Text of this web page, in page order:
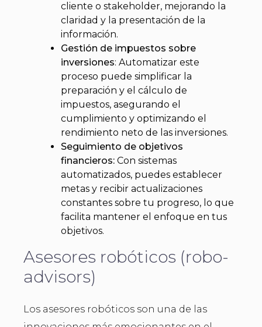
cliente o stakeholder, mejorando la
claridad y la presentación de la
información.
Gestión de impuestos sobre
inversiones: Automatizar este
proceso puede simplificar la
preparación y el cálculo de
impuestos, asegurando el
cumplimiento y optimizando el
rendimiento neto de las inversiones.
Seguimiento de objetivos
financieros: Con sistemas
automatizados, puedes establecer
metas y recibir actualizaciones
constantes sobre tu progreso, lo que
facilita mantener el enfoque en tus
objetivos.
Asesores robóticos (robo-
advisors)
Los asesores robóticos son una de las